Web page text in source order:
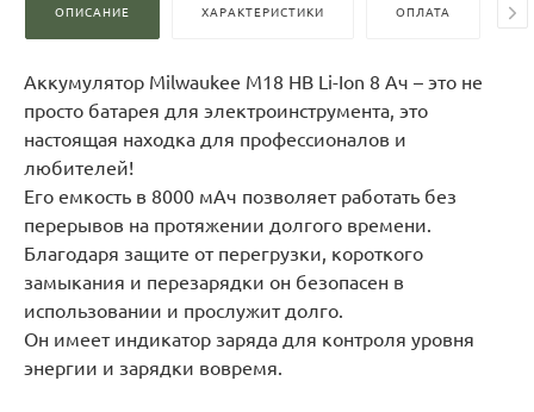
ОПИСАНИЕ ХАРАКТЕРИСТИКИ ОПЛАТА
Аккумулятор Milwaukee M18 HB Li-Ion 8 Aч – это не
просто батарея для электроинструмента, это
настоящая находка для профессионалов и
любителей!
Его емкость в 8000 мАч позволяет работать без
перерывов на протяжении долгого времени.
Благодаря защите от перегрузки, короткого
замыкания и перезарядки он безопасен в
использовании и прослужит долго.
Он имеет индикатор заряда для контроля уровня
энергии и зарядки вовремя.